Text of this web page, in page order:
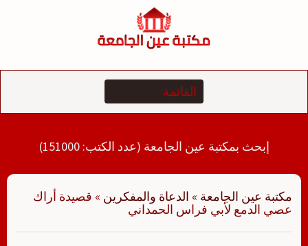
إبحث بمكتبة عين الجامعة (عدد الكتب: 151000)
مكتبة عين الجامعة » الدعاة والمفكرين » قصیدة أراك
عصي الدمع لأبي فراس الحمداني